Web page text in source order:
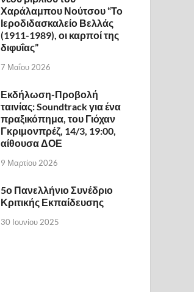
Χαράλαμπου Νούτσου “Το
Ιεροδιδασκαλείο Βελλάς
(1911-1989), οι καρποί της
διφυΐας”
7 Μαΐου 2026
Εκδήλωση-Προβολή
ταινίας: Soundtrack για ένα
πραξικόπημα, του Γιόχαν
Γκριμονπρέζ, 14/3, 19:00,
αίθουσα ΔΟΕ
9 Μαρτίου 2026
5ο Πανελλήνιο Συνέδριο
Κριτικής Εκπαίδευσης
30 Ιουνίου 2025